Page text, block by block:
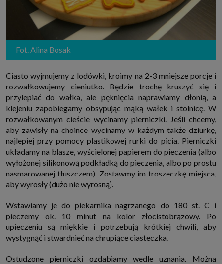
które przeglądarka wysyła do serwera przy każdorazowym wejściu na
stronę z tego urządzenia, podczas gdy odwiedzasz strony w Internecie.
Szczegółową informację na temat plików cookie i ich funkcjonowania
znajdziesz
pod tym linkiem. Pod tym linkiem znajdziesz także informację
o tym jak zmienić ustawienia przeglądarki, aby ograniczyć lub wyłączyć
urządzenia.
Twoje uprawnienia
Przysługują Ci następujące uprawnienia wobec Twoich danych i ich
przetwarzania przez nas, inne podmioty z Grupy SAGIER i Zaufanych
Partnerów:
1. Jeśli udzieliłeś zgody na przetwarzanie danych możesz ją w każdej
chwili wycofać (cofnięcie zgody oczywiście nie uchyli zgodności z prawem
przetwarzania już dokonanego na jej podstawie);
2. Masz również prawo żądania dostępu do Twoich danych osobowych, ich
sprostowania, usunięcia lub ograniczenia przetwarzania, prawo do
przeniesienia danych, wyrażenia sprzeciwu wobec przetwarzania danych
oraz prawo do wniesienia skargi do organu nadzorczego, którym w Polsce
jest Prezes Urzędu Ochrony Danych Osobowych.Pod tym adresem
znajdziesz dodatkowe informacje dotyczące przetwarzania danych i
Twoich uprawnień.
Fot. Alina Bosak
Ciasto wyjmujemy z lodówki, kroimy na 2-3 mniejsze porcje i
rozwałkowujemy cieniutko. Będzie trochę kruszyć się i
przylepiać do wałka, ale pęknięcia naprawiamy dłonią, a
klejeniu zapobiegamy obsypując mąką wałek i stolnicę. W
rozwałkowanym cieście wycinamy pierniczki. Jeśli chcemy,
aby zawisły na choince wycinamy w każdym także dziurkę,
najlepiej przy pomocy plastikowej rurki do picia. Pierniczki
układamy na blasze, wyścielonej papierem do pieczenia (albo
wyłożonej silikonową podkładką do pieczenia, albo po prostu
nasmarowanej tłuszczem). Zostawmy im troszeczkę miejsca,
aby wyrosły (dużo nie wyrosną).
Wstawiamy je do piekarnika nagrzanego do 180 st. C i
pieczemy ok. 10 minut na kolor złocistobrązowy. Po
upieczeniu są miękkie i potrzebują krótkiej chwili, aby
wystygnąć i stwardnieć na chrupiące ciasteczka.
Ostudzone pierniczki ozdabiamy wedle uznania. Można